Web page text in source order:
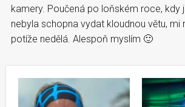
kamery. Poučená po loňském roce, kdy
nebyla schopna vydat kloudnou větu, mi
potíže nedělá. Alespoň myslím 🙂